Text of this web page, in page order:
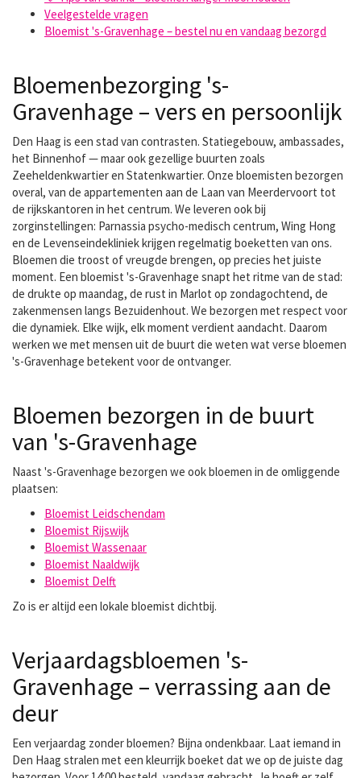
Veelgestelde vragen
Bloemist 's-Gravenhage – bestel nu en vandaag bezorgd
Bloemenbezorging 's-
Gravenhage – vers en persoonlijk
Den Haag is een stad van contrasten. Statiegebouw, ambassades,
het Binnenhof — maar ook gezellige buurten zoals
Zeeheldenkwartier en Statenkwartier. Onze bloemisten bezorgen
overal, van de appartementen aan de Laan van Meerdervoort tot
de rijkskantoren in het centrum. We leveren ook bij
zorginstellingen: Parnassia psycho-medisch centrum, Wing Hong
en de Levenseindekliniek krijgen regelmatig boeketten van ons.
Bloemen die troost of vreugde brengen, op precies het juiste
moment. Een bloemist 's-Gravenhage snapt het ritme van de stad:
de drukte op maandag, de rust in Marlot op zondagochtend, de
zakenmensen langs Bezuidenhout. We bezorgen met respect voor
die dynamiek. Elke wijk, elk moment verdient aandacht. Daarom
werken we met mensen uit de buurt die weten wat verse bloemen
's-Gravenhage betekent voor de ontvanger.
Bloemen bezorgen in de buurt
van 's-Gravenhage
Naast 's-Gravenhage bezorgen we ook bloemen in de omliggende
plaatsen:
Bloemist Leidschendam
Bloemist Rijswijk
Bloemist Wassenaar
Bloemist Naaldwijk
Bloemist Delft
Zo is er altijd een lokale bloemist dichtbij.
Verjaardagsbloemen 's-
Gravenhage – verrassing aan de
deur
Een verjaardag zonder bloemen? Bijna ondenkbaar. Laat iemand in
Den Haag stralen met een kleurrijk boeket dat we op de juiste dag